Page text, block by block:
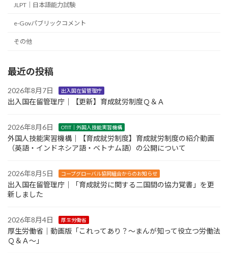
JLPT｜日本語能力試験
e-Govパブリックコメント
その他
最近の投稿
2026年8月7日 出入国在留管理庁
出入国在留管理庁｜【更新】育成就労制度Ｑ＆Ａ
2026年8月6日 OTIT｜外国人技能実習機構
外国人技能実習機構｜【育成就労制度】育成就労制度の紹介動画
（英語・インドネシア語・ベトナム語）の公開について
2026年8月5日 コープグローバル協同組合からのお知らせ
出入国在留管理庁｜「育成就労に関する二国間の協力覚書」を更
新しました
2026年8月4日 厚生労働省
厚生労働省｜動画版「これってあり？～まんが知って役立つ労働法
Ｑ＆Ａ～」